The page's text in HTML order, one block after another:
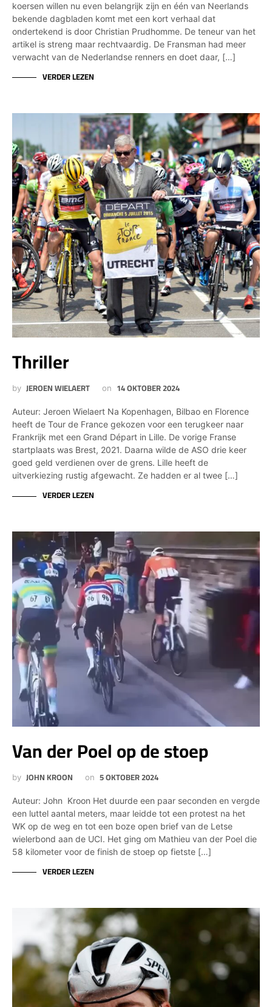
koersen willen nu even belangrijk zijn en één van Neerlands
bekende dagbladen komt met een kort verhaal dat
ondertekend is door Christian Prudhomme. De teneur van het
artikel is streng maar rechtvaardig. De Fransman had meer
verwacht van de Nederlandse renners en doet daar, […]
VERDER LEZEN
Thriller
by JEROEN WIELAERT on 14 OKTOBER 2024
Auteur: Jeroen Wielaert Na Kopenhagen, Bilbao en Florence
heeft de Tour de France gekozen voor een terugkeer naar
Frankrijk met een Grand Départ in Lille. De vorige Franse
startplaats was Brest, 2021. Daarna wilde de ASO drie keer
goed geld verdienen over de grens. Lille heeft de
uitverkiezing rustig afgewacht. Ze hadden er al twee […]
VERDER LEZEN
Van der Poel op de stoep
by JOHN KROON on 5 OKTOBER 2024
Auteur: John Kroon Het duurde een paar seconden en vergde
een luttel aantal meters, maar leidde tot een protest na het
WK op de weg en tot een boze open brief van de Letse
wielerbond aan de UCI. Het ging om Mathieu van der Poel die
58 kilometer voor de finish de stoep op fietste […]
VERDER LEZEN